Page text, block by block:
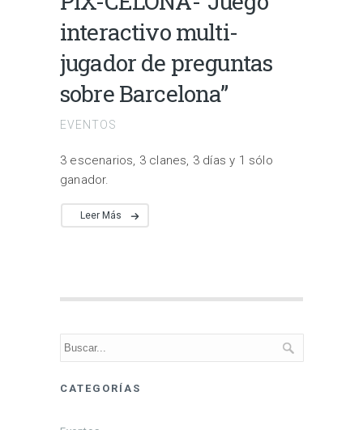
interactivo multi-
jugador de preguntas
sobre Barcelona”
EVENTOS
3 escenarios, 3 clanes, 3 días y 1 sólo
ganador.
Leer Más
CATEGORÍAS